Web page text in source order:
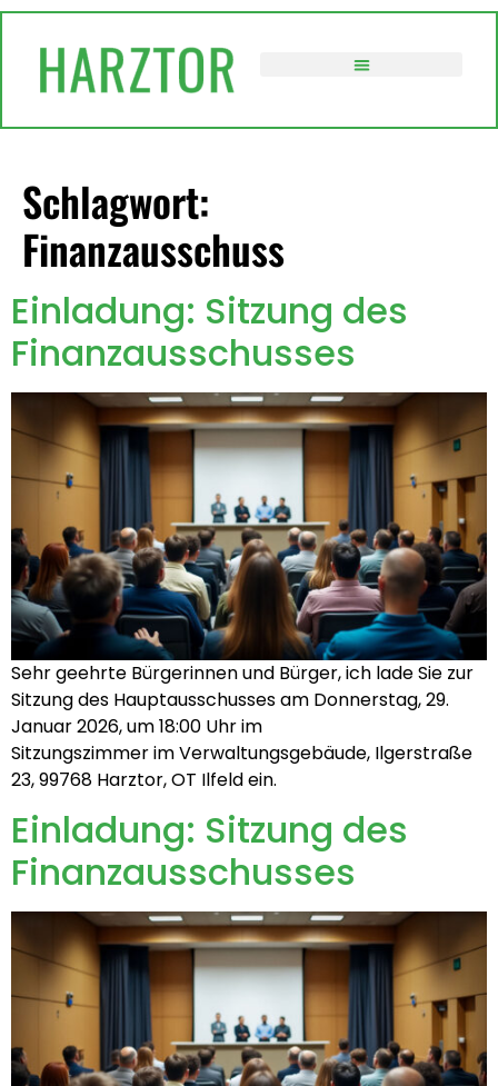
Schlagwort:
Finanzausschuss
Einladung: Sitzung des
Finanzausschusses
Sehr geehrte Bürgerinnen und Bürger, ich lade Sie zur
Sitzung des Hauptausschusses am Donnerstag, 29.
Januar 2026, um 18:00 Uhr im
Sitzungszimmer im Verwaltungsgebäude, Ilgerstraße
23, 99768 Harztor, OT Ilfeld ein.
Einladung: Sitzung des
Finanzausschusses